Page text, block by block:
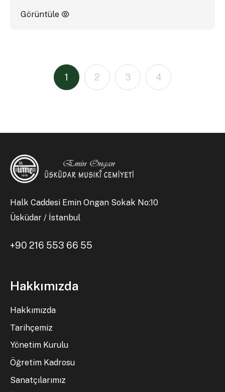
Görüntüle
1 2 3 4
Halk Caddesi Emin Ongan Sokak No:10
Üsküdar / İstanbul
+90 216 553 66 55
Hakkımızda
Hakkımızda
Tarihçemiz
Yönetim Kurulu
Öğretim Kadrosu
Sanatçılarımız